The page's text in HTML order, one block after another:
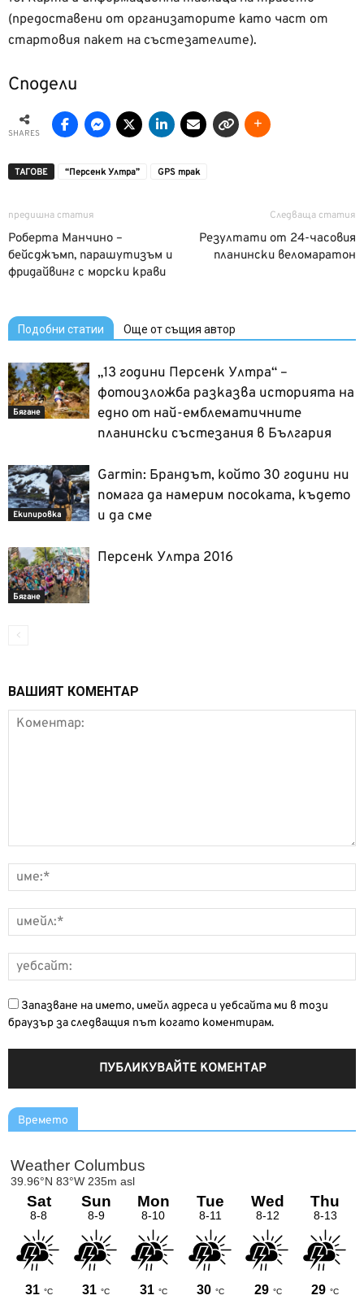
(предоставени от организаторите като част от
стартовия пакет на състезателите).
Сподели
SHARES
ТАГОВЕ “Персенк Ултра” GPS трак
предишна статия
Роберта Манчино –
бейсджъмп, парашутизъм и
фридайвинг с морски крави
Следваща статия
Резултати от 24-часовия
планински веломаратон
Подобни статии Още от същия автор
Бягане
„13 години Персенк Ултра“ –
фотоизложба разказва историята на
едно от най-емблематичните
планински състезания в България
Екипировка
Garmin: Брандът, който 30 години ни
помага да намерим посоката, където
и да сме
Бягане
Персенк Ултра 2016
ВАШИЯТ КОМЕНТАР
Запазване на името, имейл адреса и уебсайта ми в този
браузър за следващия път когато коментирам.
Времето